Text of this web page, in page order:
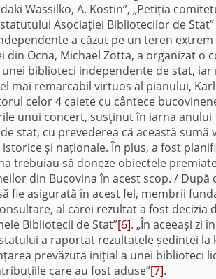
Wassilko, A. Kostin”, „Petiția
Asociației Bibliotecilor de
a căzut pe un teren
Ocna, Michael Zotta, a organizat o
biblioteci independente de stat,
mai remarcabil virtuos al pianului,
celor 4 caiete cu cântece
unui concert, susţinut în iarna anului
stat, cu prevederea că această
și naționale. În plus, a fost
trebuiau să doneze obiectele
din Bucovina în acest scop. /
fie asigurată în acest fel, membrii
al cărei rezultat a fost decizia
Bibliotecii de Stat”[6]. „În aceeași zi
a raportat rezultatele ședinței la
prevăzută inițial a unei biblioteci
care au fost aduse”[7].